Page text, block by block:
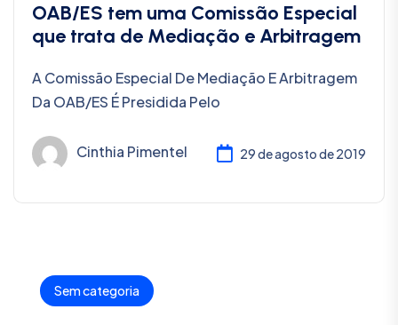
OAB/ES tem uma Comissão Especial
que trata de Mediação e Arbitragem
A Comissão Especial De Mediação E Arbitragem
Da OAB/ES É Presidida Pelo
Cinthia Pimentel 29 de agosto de 2019
Sem categoria